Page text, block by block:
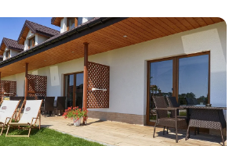
niższa i tam znajduje się kameralna,
Na dolnym poziomie apartamentu jest